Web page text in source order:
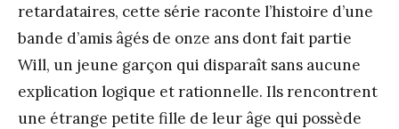
retardataires, cette série raconte l’histoire d’une
bande d’amis âgés de onze ans dont fait partie
Will, un jeune garçon qui disparaît sans aucune
explication logique et rationnelle. Ils rencontrent
une étrange petite fille de leur âge qui possède